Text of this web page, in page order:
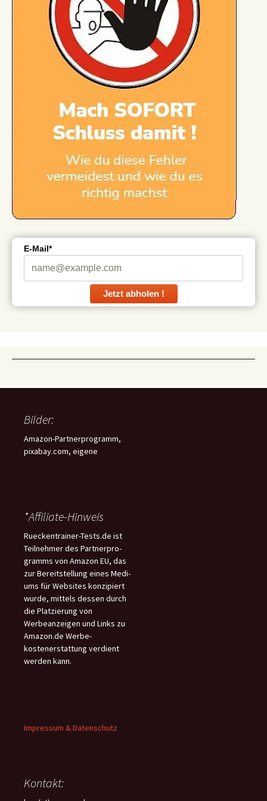
E-Mail*
Jetzt abholen !
Bilder:
Amazon-Partnerprogramm,
pixabay.com, eigene
*Affiliate-Hinweis
Rueckentrainer-Tests.de ist
Teilnehmer des Partnerpro-
gramms von Amazon EU, das
zur Bereitstellung eines Medi-
ums für Websites konzipiert
wurde, mittels dessen durch
die Platzierung von
Werbeanzeigen und Links zu
Amazon.de Werbe-
kostenerstattung verdient
werden kann.
Impressum & Datenschutz
Kontakt: